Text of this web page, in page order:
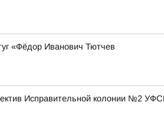
«Фёдор Иванович Тютчев
Исправительной колонии №2